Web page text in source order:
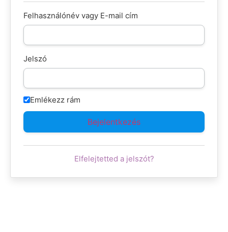
Felhasználónév vagy E-mail cím
Jelszó
Emlékezz rám
Elfelejtetted a jelszót?